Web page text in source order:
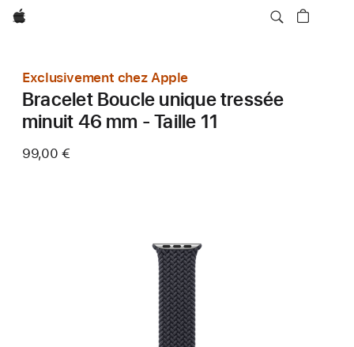
Apple
Exclusivement chez Apple
Bracelet Boucle unique tressée
minuit 46 mm - Taille 11
99,00 €